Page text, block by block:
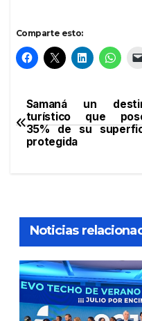
Comparte esto:
Navegación
de
Samaná un
turístico que
35% de su
protegida
Noticias